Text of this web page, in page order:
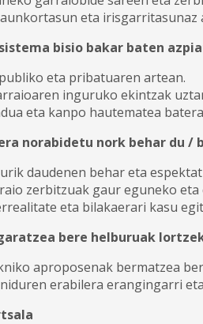
eta irisgarritasunaz
bisio bakar baten
eta pribatuaren artean.
inguruko ekintzak
eta kanpo hautematea
norabidetu nork behar du
daudenen behar eta
zerbitzuak gaur eguneko
eta bilakaerari kasu
bere helburuak
aproposenak bermatzea
erabilera erangingarri